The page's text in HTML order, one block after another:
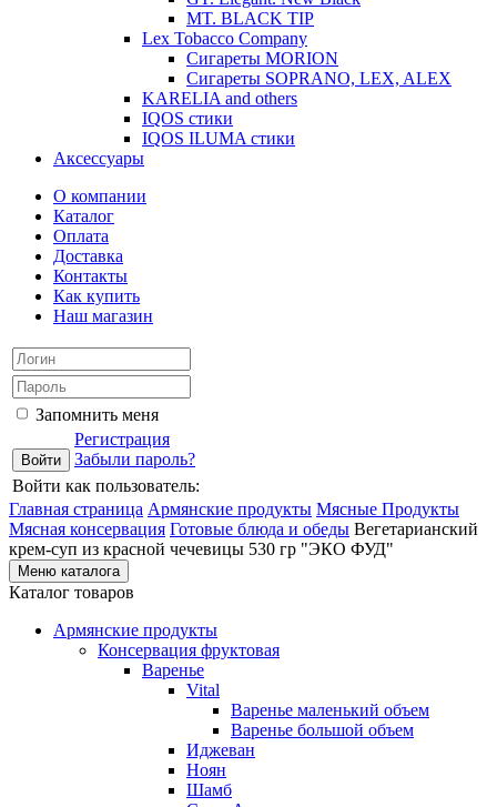
MT. BLACK TIP
Lex Tobacco Company
Сигареты MORION
Сигареты SOPRANO, LEX, ALEX
KARELIA and others
IQOS стики
IQOS ILUMA стики
Аксессуары
О компании
Каталог
Оплата
Доставка
Контакты
Как купить
Наш магазин
Запомнить меня
Регистрация
Забыли пароль?
Войти как пользователь:
Главная страница Армянские продукты Мясные Продукты
Мясная консервация Готовые блюда и обеды Вегетарианский
крем-суп из красной чечевицы 530 гр "ЭКО ФУД"
Меню каталога
Каталог товаров
Армянские продукты
Консервация фруктовая
Варенье
Vital
Варенье маленький объем
Варенье большой объем
Иджеван
Ноян
Шамб